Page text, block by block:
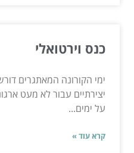
כנס וירטואלי
ימי הקורונה המאתגרים
יצירתיים עבור לא מעט
על ימים...
קרא עוד »